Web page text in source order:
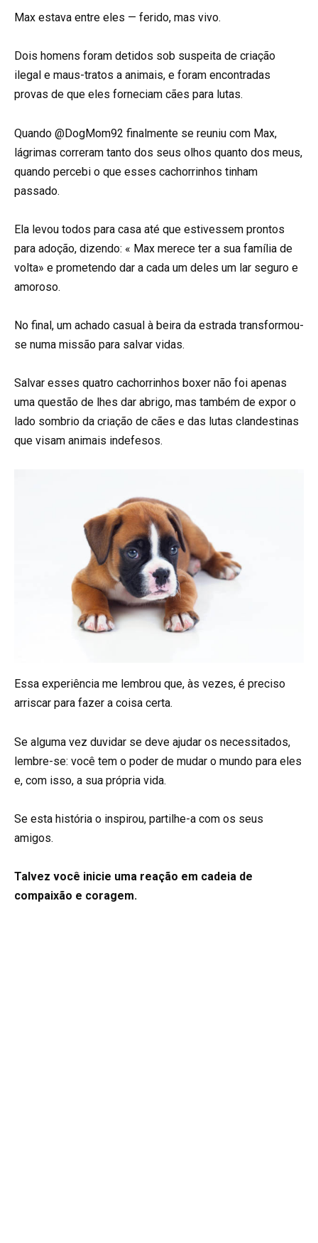
Max estava entre eles — ferido, mas vivo.
Dois homens foram detidos sob suspeita de criação
ilegal e maus-tratos a animais, e foram encontradas
provas de que eles forneciam cães para lutas.
Quando @DogMom92 finalmente se reuniu com Max,
lágrimas correram tanto dos seus olhos quanto dos meus,
quando percebi o que esses cachorrinhos tinham
passado.
Ela levou todos para casa até que estivessem prontos
para adoção, dizendo: « Max merece ter a sua família de
volta» e prometendo dar a cada um deles um lar seguro e
amoroso.
No final, um achado casual à beira da estrada transformou-
se numa missão para salvar vidas.
Salvar esses quatro cachorrinhos boxer não foi apenas
uma questão de lhes dar abrigo, mas também de expor o
lado sombrio da criação de cães e das lutas clandestinas
que visam animais indefesos.
Essa experiência me lembrou que, às vezes, é preciso
arriscar para fazer a coisa certa.
Se alguma vez duvidar se deve ajudar os necessitados,
lembre-se: você tem o poder de mudar o mundo para eles
e, com isso, a sua própria vida.
Se esta história o inspirou, partilhe-a com os seus
amigos.
Talvez você inicie uma reação em cadeia de
compaixão e coragem.